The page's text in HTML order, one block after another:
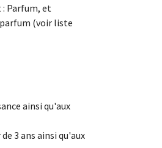
Parfum, et
(voir liste
ainsi qu'aux
3 ans ainsi qu'aux